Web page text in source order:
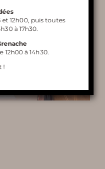
VINEA
GRENACHE
DE
et 12h00, puis toutes
à 17h30.
12h00 à 14h30.
!